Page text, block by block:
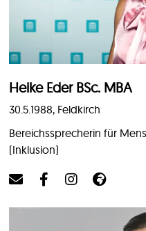
Heike Eder BSc. MBA
30.5.1988, Feldkirch
Bereichssprecherin für
(Inklusion)